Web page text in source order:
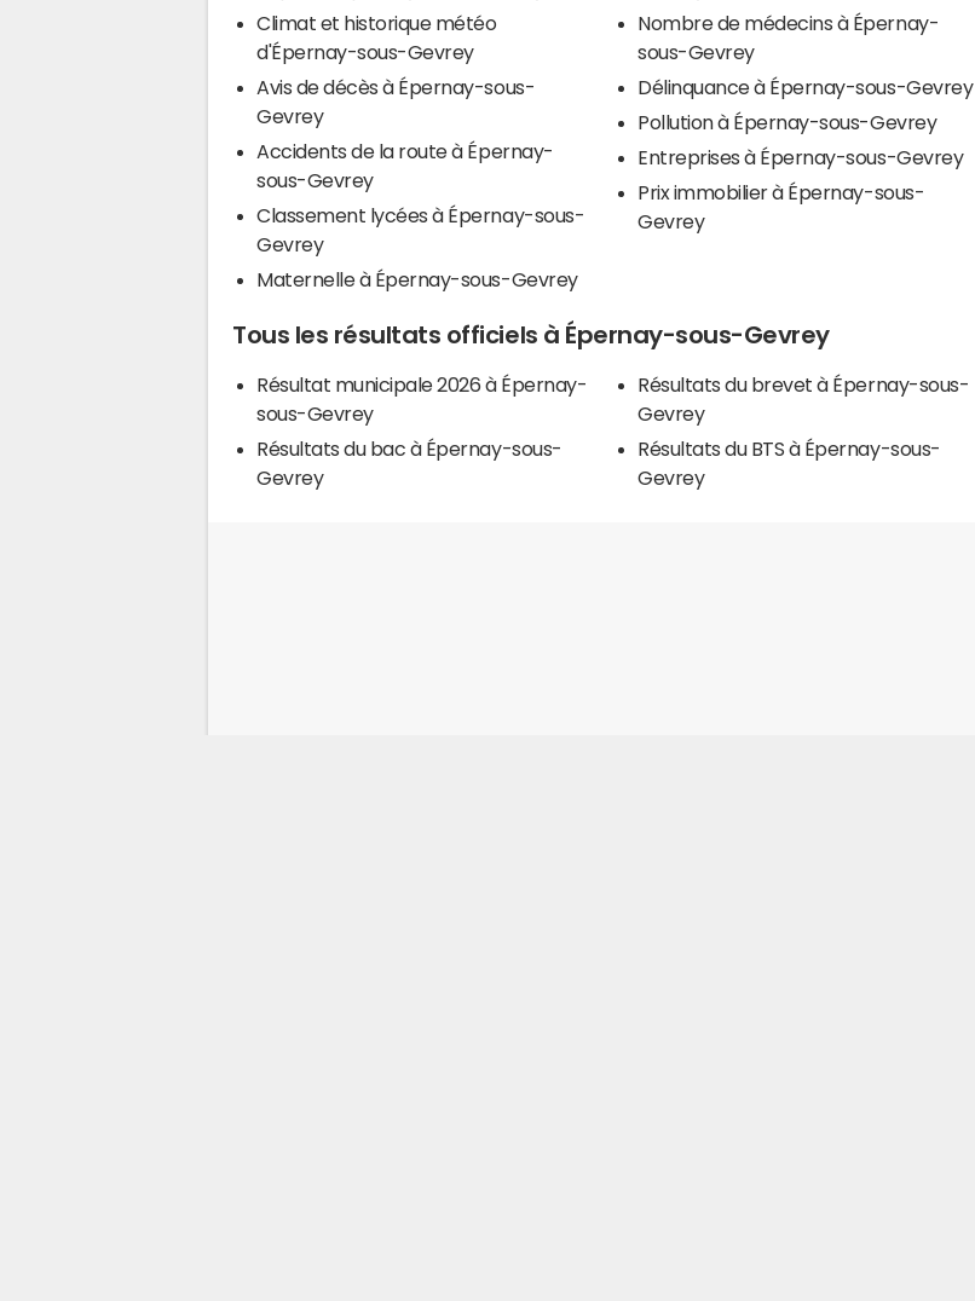
Climat et historique météo
d'Épernay-sous-Gevrey
Avis de décès à Épernay-sous-
Gevrey
Accidents de la route à Épernay-
sous-Gevrey
Classement lycées à Épernay-sous-
Gevrey
Maternelle à Épernay-sous-Gevrey
Nombre de médecins à Épernay-
sous-Gevrey
Délinquance à Épernay-sous-Gevrey
Pollution à Épernay-sous-Gevrey
Entreprises à Épernay-sous-Gevrey
Prix immobilier à Épernay-sous-
Gevrey
Tous les résultats officiels à Épernay-sous-Gevrey
Résultat municipale 2026 à Épernay-
sous-Gevrey
Résultats du bac à Épernay-sous-
Gevrey
Résultats du brevet à Épernay-sous-
Gevrey
Résultats du BTS à Épernay-sous-
Gevrey